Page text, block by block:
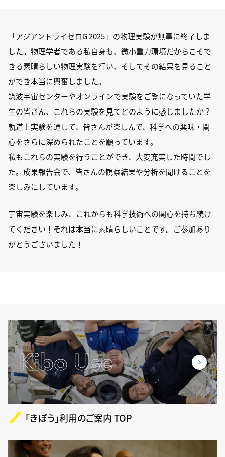
「アジアントライゼロG 2025」の物理実験が無事に終了しま
した。物理学者である私自身も、微小重力環境だからこそで
きる素晴らしい物理実験を行い、そしてその結果を見ること
ができ本当に興奮しました。
筑波宇宙センターやオンラインで実験をご覧になっていた学
生の皆さん、これらの実験を見てどのように感じましたか？
軌道上実験を通して、皆さんが楽しんで、科学への興味・関
心をさらに深められたことを願っています。
私もこれらの実験を行うことができ、大変充実した時間でし
た。成果報告会で、皆さんの観察結果や分析を聞けることを
楽しみにしています。
宇宙実験を楽しみ、これからも科学技術への関心を持ち続け
てください！それは本当に素晴らしいことです。ご参加あり
がとうございました！
Kibo Use
「きぼう」利用のご案内 TOP